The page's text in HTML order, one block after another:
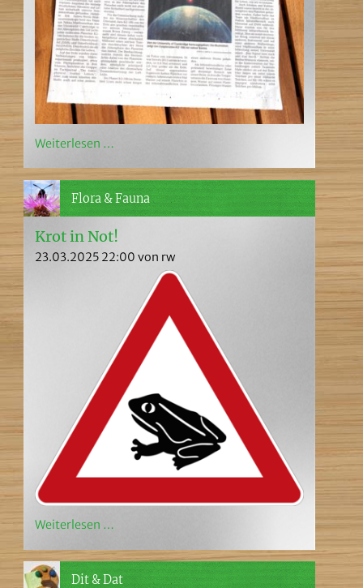
Weiterlesen …
Flora & Fauna
Krot in Not!
23.03.2025 22:00 von rw
Weiterlesen …
Dit & Dat